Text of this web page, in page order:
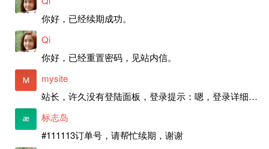
你好，已经续期成功。
Qi
你好，已经重置密码，见站内信。
mysite
站长，许久没有登陆面板，登录提示：嗯，登录详细信息似乎不正确。请重试。 网站还可以正常使用。如果是密码问题请帮忙重置一下密码。谢谢。订单号：97790，账号：aa20210950。 站长，提交了工单，你回复续期成功，不过我的问题是面部登陆信息有问题，一直是初始密码，现在无法登陆，有时间麻烦排查一下。
标志岛
#111113订单号，请帮忙续期，谢谢